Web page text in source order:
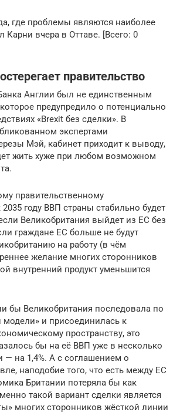
где проблемы являются наиболее
Карни вчера в Оттаве. [Всего: 0
правительство
Англии был не единственным
предупредило о потенциально
«Brexit без сделки». В
экспертами
Мэй, кабинет приходит к выводу,
жить хуже при любом возможном
правительственному
году ВВП страны стабильно будет
Великобритания выйдет из ЕС без
граждане ЕС больше не будут
на работу (в чём
желание многих сторонников
внутренний продукт уменьшится
бы Великобритания последовала по
модели» и присоединилась к
пространству, это
бы на её ВВП уже в несколько
— на 1,4%. А с соглашением о
наподобие того, что есть между ЕС
Британии потеряла бы как
такой вариант сделки является
многих сторонников жёсткой линии